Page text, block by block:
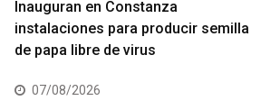
Inauguran en Constanza
instalaciones para producir semilla
de papa libre de virus
07/08/2026